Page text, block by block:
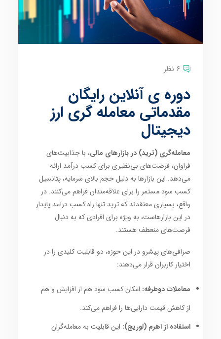
6 نظر
دوره ی آنلاین رایگان
مقدماتی معامله گری ارز
دیجیتال
معامله‌گری (ترید) در بازارهای مالی، با جذابیت‌های
فراوان، فرصت‌های بی‌نظیری برای کسب درآمد ارائه
می‌دهد. این بازارها به دلیل حجم بالای سرمایه، پتانسیل
کسب سود مستمر را برای علاقه‌مندان فراهم می‌کنند. در
واقع، بسیاری معتقدند که ترید تنها راه کسب درآمد پایدار
در این بازارهاست، به ویژه برای افرادی که به دنبال
فرصت‌های منعطف هستند.
صرافی‌های پیشرو در این حوزه، دو قابلیت کلیدی را در
اختیار کاربران قرار می‌دهند:
معاملات دوطرفه: امکان کسب سود هم از افزایش و هم
از کاهش قیمت دارایی‌ها را فراهم می‌کند.
استفاده از اهرم (لوریج): این قابلیت به معامله‌گران